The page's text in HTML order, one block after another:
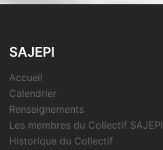
SAJEPI
Accueil
Calendrier
Renseignements
Les membres du Collectif SAJEPI
Historique du Collectif